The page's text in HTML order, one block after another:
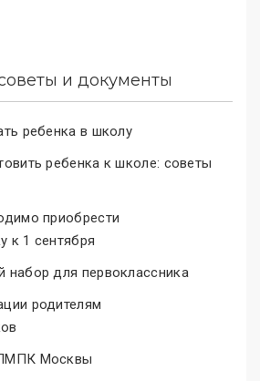
и документы
ребенка в школу
ребенка к школе: советы
приобрести
к 1 сентября
набор для первоклассника
родителям
Москвы